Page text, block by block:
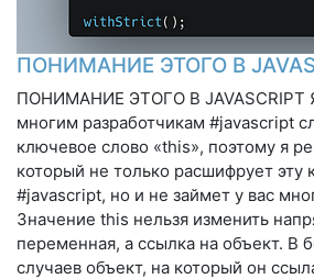
ПОНИМАНИЕ ЭТОГО В
ПОНИМАНИЕ ЭТОГО В JAVASCRIPT
многим разработчикам #javascript
ключевое слово «this», поэтому я
который не только расшифрует
#javascript, но и не займет у вас
Значение this нельзя изменить
переменная, а ссылка на объект. В
случаев объект, на который он